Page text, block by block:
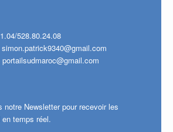
528.80.24.08
simon.patrick9340@gmail.com
portailsudmaroc@gmail.com
notre Newsletter pour recevoir les
temps réel.